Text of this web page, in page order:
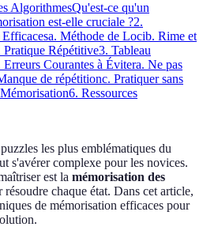
AlgorithmesQu'est-ce qu'un
est-elle cruciale ?2.
a. Méthode de Locib. Rime et
Pratique Répétitive3. Tableau
Erreurs Courantes à Évitera. Ne pas
de répétitionc. Pratiquer sans
6. Ressources
les plus emblématiques du
s'avérer complexe pour les novices.
est la mémorisation des
résoudre chaque état. Dans cet article,
de mémorisation efficaces pour